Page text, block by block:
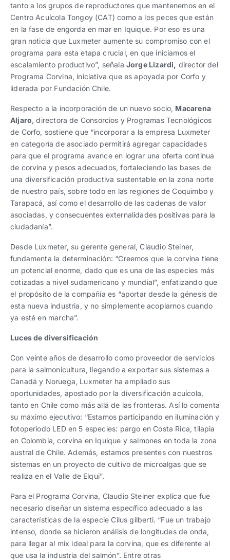
tanto a los grupos de reproductores que mantenemos en el
Centro Acuícola Tongoy (CAT) como a los peces que están
en la fase de engorda en mar en Iquique. Por eso es una
gran noticia que Luxmeter aumente su compromiso con el
programa para esta etapa crucial, en que iniciamos el
escalamiento productivo”, señala Jorge Lizardi, director del
Programa Corvina, iniciativa que es apoyada por Corfo y
liderada por Fundación Chile.
Respecto a la incorporación de un nuevo socio, Macarena
Aljaro, directora de Consorcios y Programas Tecnológicos
de Corfo, sostiene que “incorporar a la empresa Luxmeter
en categoría de asociado permitirá agregar capacidades
para que el programa avance en lograr una oferta continua
de corvina y pesos adecuados, fortaleciendo las bases de
una diversificación productiva sustentable en la zona norte
de nuestro país, sobre todo en las regiones de Coquimbo y
Tarapacá, así como el desarrollo de las cadenas de valor
asociadas, y consecuentes externalidades positivas para la
ciudadanía”.
Desde Luxmeter, su gerente general, Claudio Steiner,
fundamenta la determinación: “Creemos que la corvina tiene
un potencial enorme, dado que es una de las especies más
cotizadas a nivel sudamericano y mundial”, enfatizando que
el propósito de la compañía es “aportar desde la génesis de
esta nueva industria, y no simplemente acoplarnos cuando
ya esté en marcha”.
Luces de diversificación
Con veinte años de desarrollo como proveedor de servicios
para la salmonicultura, llegando a exportar sus sistemas a
Canadá y Noruega, Luxmeter ha ampliado sus
oportunidades, apostado por la diversificación acuícola,
tanto en Chile como más allá de las fronteras. Así lo comenta
su máximo ejecutivo: “Estamos participando en iluminación y
fotoperiodo LED en 5 especies: pargo en Costa Rica, tilapia
en Colombia, corvina en Iquique y salmones en toda la zona
austral de Chile. Además, estamos presentes con nuestros
sistemas en un proyecto de cultivo de microalgas que se
realiza en el Valle de Elqui”.
Para el Programa Corvina, Claudio Steiner explica que fue
necesario diseñar un sistema específico adecuado a las
características de la especie Cilus gilberti. “Fue un trabajo
intenso, donde se hicieron análisis de longitudes de onda,
para llegar al mix ideal para la corvina, que es diferente al
que usa la industria del salmón”. Entre otras